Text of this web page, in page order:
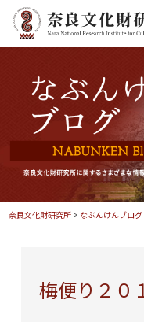
奈良文化財研究所 > なぶんけんブログ
梅便り２０